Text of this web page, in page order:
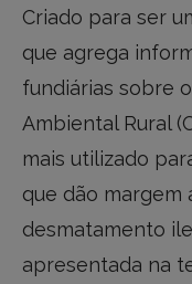
Criado para ser
que agrega
fundiárias sobre
Ambiental Rural
mais utilizado
que dão margem
desmatamento
apresentada na